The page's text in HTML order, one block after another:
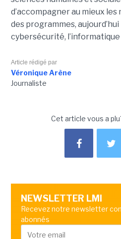
d’accompagner au mieux
des programmes, aujourd’hui
cybersécurité, l’informatique
Article rédigé par
Véronique Arène
Journaliste
Cet article vous a
NEWSLETTER LMI
Recevez notre newsletter
abonnés